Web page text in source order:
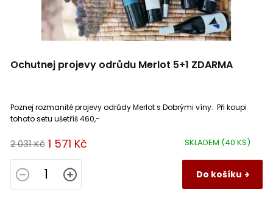
Ochutnej projevy odrůdu Merlot 5+1 ZDARMA
SKLADEM (40 KS)
2 031 Kč 1 571 Kč
Do košíku
Poznej rozmanité projevy odrůdy Merlot s Dobrými víny. Při koupi
tohoto setu ušetříš 460,-